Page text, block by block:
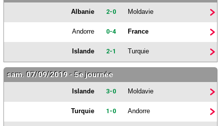
Albanie 2-0 Moldavie
Andorre 0-4 France
Islande 2-1 Turquie
sam. 07/09/2019 - 5e journée
Islande 3-0 Moldavie
Turquie 1-0 Andorre